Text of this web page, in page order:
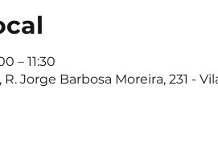
– 11:30
Jorge Barbosa Moreira, 231 -